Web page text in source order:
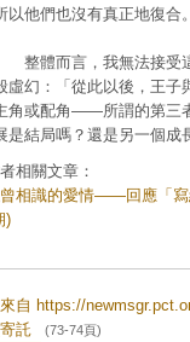
以他們也沒有真正地復合
整體而言，我無法接受這
虛幻：「從此以後，王子
角或配角——所謂的第三
是結局嗎？還是另一個成
相關文章：
相識的愛情——回應「
)
自 https://
託 (73-74頁)